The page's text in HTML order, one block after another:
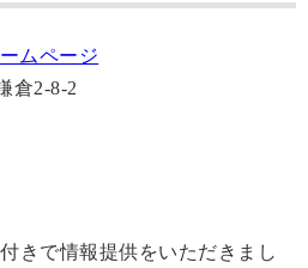
ムページ
倉2-8-2
きで情報提供をいただきまし